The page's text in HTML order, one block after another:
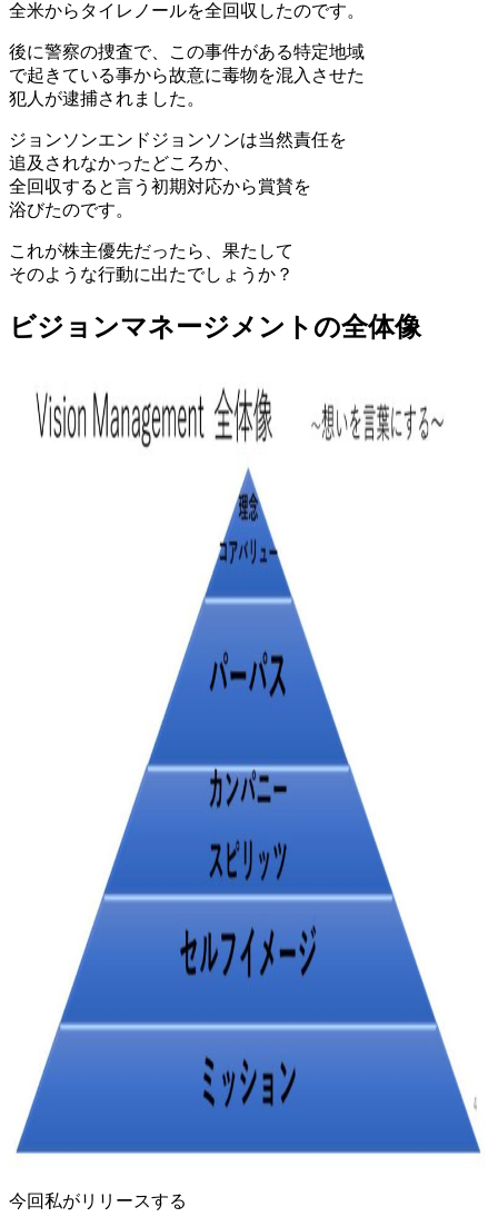
全米からタイレノールを全回収したのです。
後に警察の捜査で、この事件がある特定地域
で起きている事から故意に毒物を混入させた
犯人が逮捕されました。
ジョンソンエンドジョンソンは当然責任を
追及されなかったどころか、
全回収すると言う初期対応から賞賛を
浴びたのです。
これが株主優先だったら、果たして
そのような行動に出たでしょうか？
ビジョンマネージメントの全体像
今回私がリリースする